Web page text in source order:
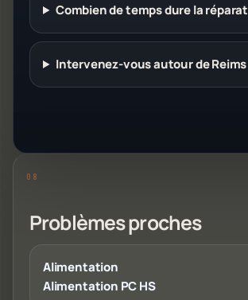
Combien de temps dure la
Intervenez-vous autour de Reims
Problèmes proches
Alimentation
Alimentation PC HS